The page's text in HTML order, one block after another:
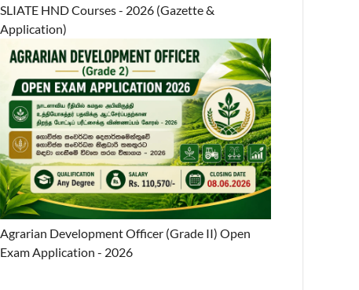
SLIATE HND Courses - 2026 (Gazette &
Application)
Agrarian Development Officer (Grade II) Open
Exam Application - 2026